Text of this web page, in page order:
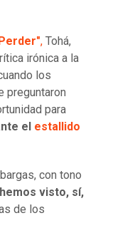
, Tohá,
irónica a la
los
preguntaron
para
el estallido
con tono
visto, sí,
de los